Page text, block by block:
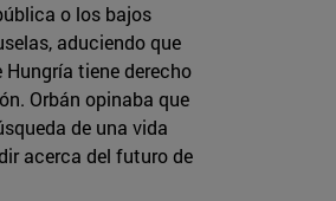
o los bajos
aduciendo que
tiene derecho
Orbán opinaba que
de una vida
acerca del futuro de